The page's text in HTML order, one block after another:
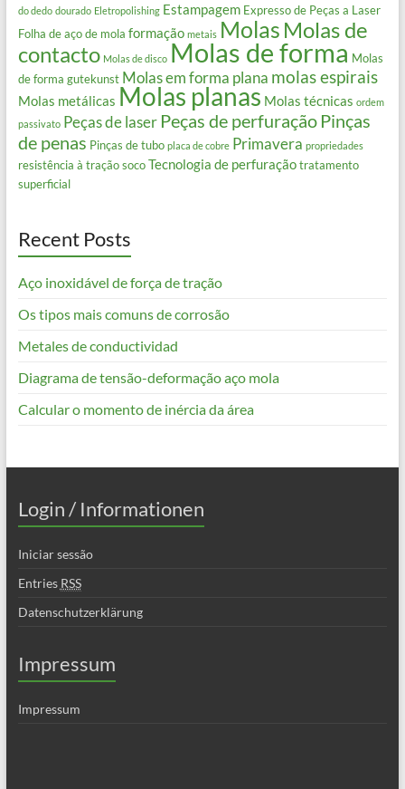
do dedo dourado Eletropolishing Estampagem Expresso de Peças a Laser
Folha de aço de mola formação metais Molas Molas de
contacto Molas de disco Molas de forma Molas
de forma gutekunst Molas em forma plana molas espirais
Molas metálicas Molas planas Molas técnicas ordem
passivato Peças de laser Peças de perfuração Pinças
de penas Pinças de tubo placa de cobre Primavera propriedades
resistência à tração soco Tecnologia de perfuração tratamento
superficial
Recent Posts
Aço inoxidável de força de tração
Os tipos mais comuns de corrosão
Metales de conductividad
Diagrama de tensão-deformação aço mola
Calcular o momento de inércia da área
Login / Informationen
Iniciar sessão
Entries RSS
Datenschutzerklärung
Impressum
Impressum